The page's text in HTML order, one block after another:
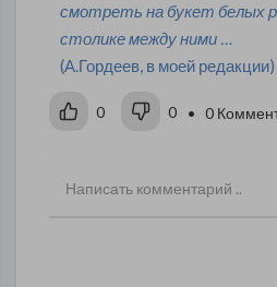
смотреть на букет белых
столике между ними …
(А.Гордеев, в моей редакции)
0 0 • 0